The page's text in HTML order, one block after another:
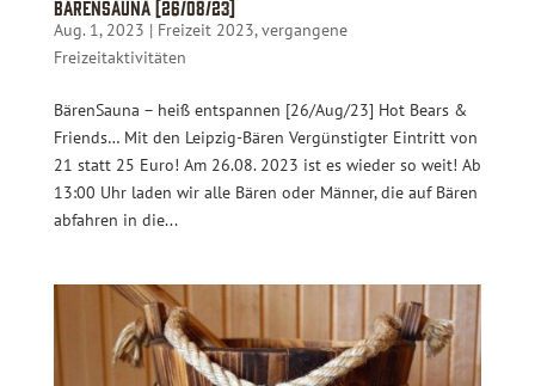
BärenSauna [26/08/23]
Aug. 1, 2023 | Freizeit 2023,vergangene
Freizeitaktivitäten
BärenSauna – heiß entspannen [26/Aug/23] Hot Bears &
Friends… Mit den Leipzig-Bären Vergünstigter Eintritt von
21 statt 25 Euro! Am 26.08. 2023 ist es wieder so weit! Ab
13:00 Uhr laden wir alle Bären oder Männer, die auf Bären
abfahren in die...